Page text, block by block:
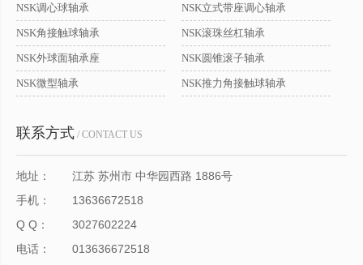
NSK调心球轴承 NSK立式带座调心轴承
NSK角接触球轴承 NSK滚珠丝杠轴承
NSK外球面轴承座 NSK圆锥滚子轴承
NSK微型轴承 NSK推力角接触球轴承
联系方式 / CONTACT US
地址：
江苏 苏州市 中华园西路 1886号
手机：
13636672518
Q Q：
3027602224
电话：
013636672518